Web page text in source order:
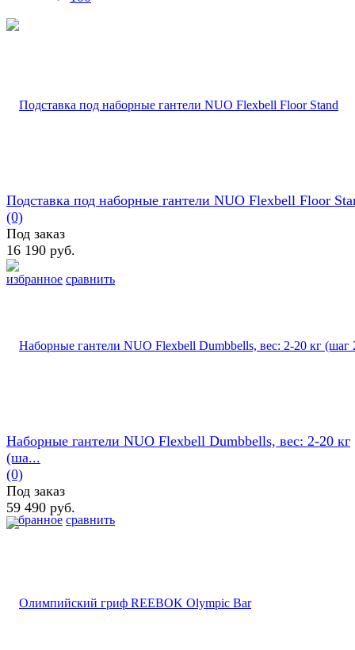
избранное сравнить
Подставка под наборные гантели NUO Flexbell Floor
(0)
Под заказ
16 190 руб.
избранное сравнить
Наборные гантели NUO Flexbell Dumbbells, вес: 2-20 кг
(ша...
(0)
Под заказ
59 490 руб.